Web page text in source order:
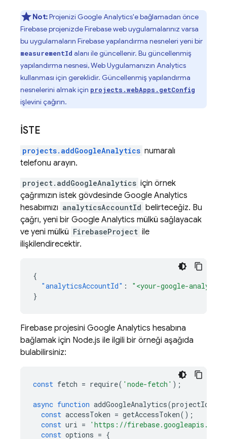
Not:Projenizi Google Analytics'e bağlamadan önce
Firebase projenizde Firebase web uygulamalarınız varsa
bu uygulamaların Firebase yapılandırma nesneleri yeni bir
measurementId alanı ile güncellenir. Bu güncellenmiş
yapılandırma nesnesi, Web Uygulamanızın Analytics
kullanması için gereklidir. Güncellenmiş yapılandırma
nesnelerini almak için projects.webApps.getConfig
işlevini çağırın.
İSTE
projects.addGoogleAnalytics numaralı
telefonu arayın.
project.addGoogleAnalytics için örnek
çağrımızın istek gövdesinde Google Analytics
hesabımızı analyticsAccountId belirteceğiz. Bu
çağrı, yeni bir Google Analytics mülkü sağlayacak
ve yeni mülkü FirebaseProject ile
ilişkilendirecektir.
{
"analyticsAccountId" :
"<your-google-
}
Firebase projesini Google Analytics hesabına
bağlamak için Node.js ile ilgili bir örneği aşağıda
bulabilirsiniz:
const fetch = require( 'node-fetch' );
async function addGoogleAnalytics(projectId
const accessToken = getAccessToken();
const uri =
'https://
const options = {